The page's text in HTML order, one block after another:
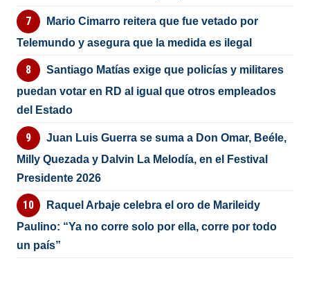
Mario Cimarro reitera que fue vetado por
Telemundo y asegura que la medida es ilegal
Santiago Matías exige que policías y militares
puedan votar en RD al igual que otros empleados
del Estado
Juan Luis Guerra se suma a Don Omar, Beéle,
Milly Quezada y Dalvin La Melodía, en el Festival
Presidente 2026
Raquel Arbaje celebra el oro de Marileidy
Paulino: “Ya no corre solo por ella, corre por todo
un país”